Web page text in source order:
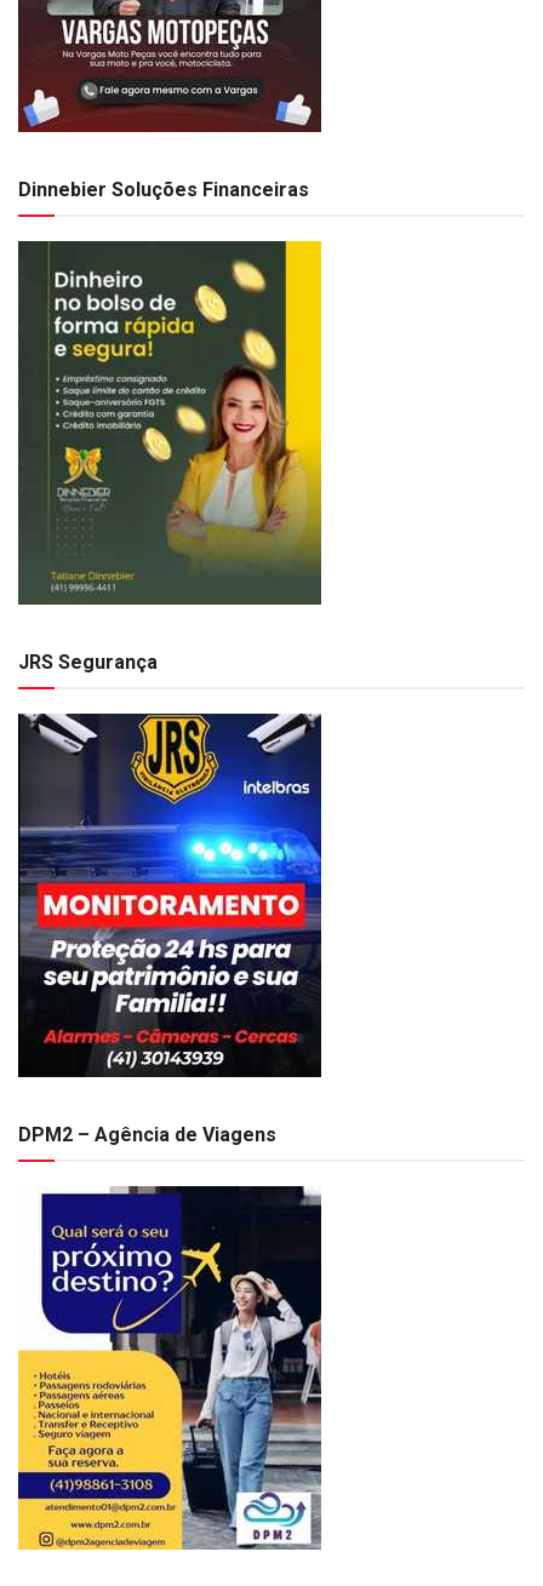
Dinnebier Soluções Financeiras
JRS Segurança
DPM2 – Agência de Viagens